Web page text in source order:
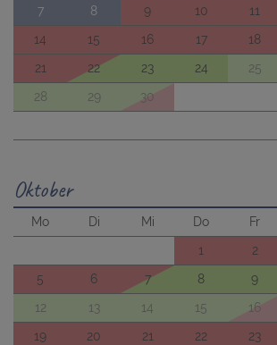
7
8 9 10 11
14
15 16 17 18
21
22 23 24 25
28
29 30
Oktober
Mo Di Mi Do Fr
1
2
5
6 7 8 9
12
13 14 15 16
19
20 21 22 23